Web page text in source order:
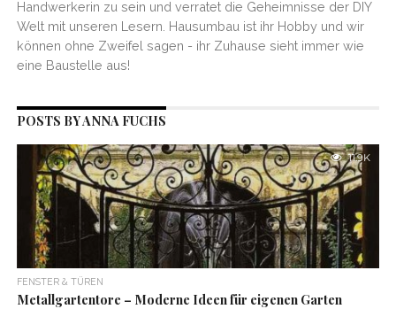
Handwerkerin zu sein und verratet die Geheimnisse der DIY
Welt mit unseren Lesern. Hausumbau ist ihr Hobby und wir
können ohne Zweifel sagen - ihr Zuhause sieht immer wie
eine Baustelle aus!
POSTS BY ANNA FUCHS
11.9K
FENSTER & TÜREN
Metallgartentore – Moderne Ideen für eigenen Garten